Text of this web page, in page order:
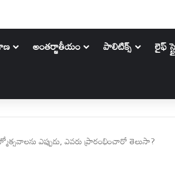
అంతర్జాతీయం పాలిటిక్స్‌ లైఫ్
ఎప్పుడు, ఎవరు ప్రారంభించారో తెలుసా?